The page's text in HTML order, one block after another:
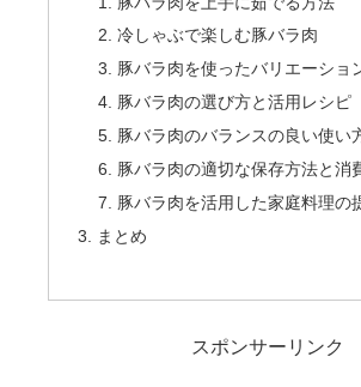
冷しゃぶで楽しむ豚バラ肉
豚バラ肉を使ったバリエーショ
豚バラ肉の選び方と活用レシピ
豚バラ肉のバランスの良い使い
豚バラ肉の適切な保存方法と消
豚バラ肉を活用した家庭料理の
まとめ
スポンサーリンク